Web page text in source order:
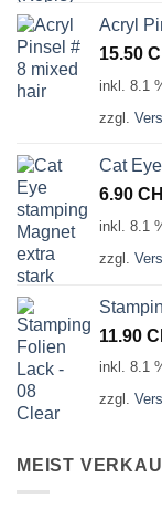
Acryl
15.50
inkl. 8.1
zzgl.
Cat
6.90
inkl. 8.1
zzgl.
11.90
inkl. 8.1
zzgl.
MEIST